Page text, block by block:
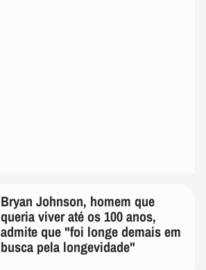
Bryan Johnson, homem que
queria viver até os 100 anos,
admite que "foi longe demais em
busca pela longevidade"